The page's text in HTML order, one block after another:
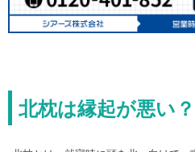
北枕は縁起が悪い？